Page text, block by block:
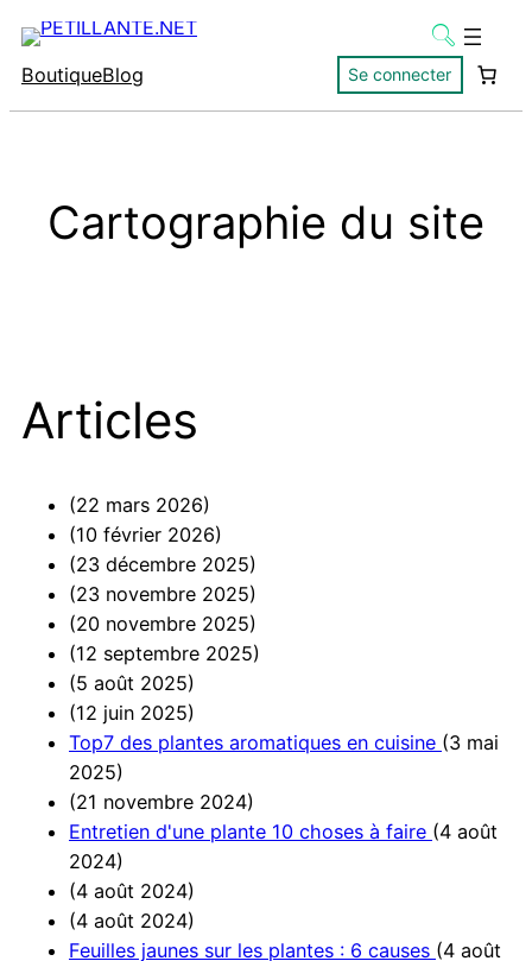
BoutiqueBlog Se connecter
Cartographie du site
Articles
(22 mars 2026)
(10 février 2026)
(23 décembre 2025)
(23 novembre 2025)
(20 novembre 2025)
(12 septembre 2025)
(5 août 2025)
(12 juin 2025)
Top7 des plantes aromatiques en cuisine (3 mai
2025)
(21 novembre 2024)
Entretien d'une plante 10 choses à faire (4 août
2024)
(4 août 2024)
(4 août 2024)
Feuilles jaunes sur les plantes : 6 causes (4 août